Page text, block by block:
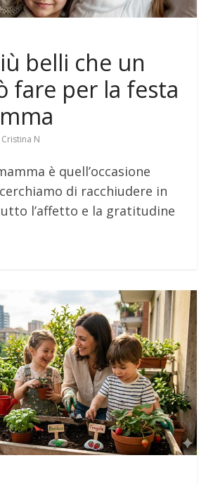
belli che un
fare per la festa
Cristina N
è quell’occasione
di racchiudere in
l’affetto e la gratitudine